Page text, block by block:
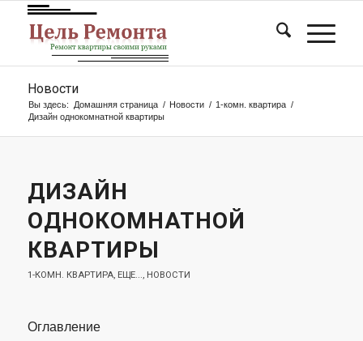
Новости
Вы здесь: Домашняя страница / Новости / 1-комн. квартира /
Дизайн однокомнатной квартиры
ДИЗАЙН
ОДНОКОМНАТНОЙ
КВАРТИРЫ
1-КОМН. КВАРТИРА, ЕЩЕ..., НОВОСТИ
Оглавление